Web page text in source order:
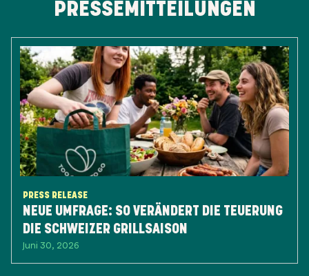
PRESSEMITTEILUNGEN
PRESS RELEASE
NEUE UMFRAGE: SO VERÄNDERT DIE TEUERUNG
DIE SCHWEIZER GRILLSAISON
Juni 30, 2026